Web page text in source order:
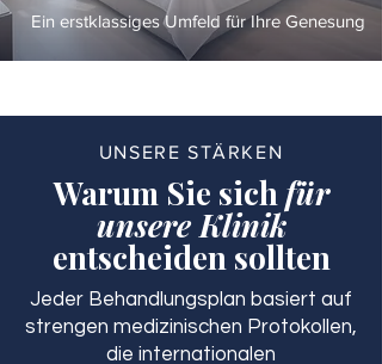
Ein erstklassiges Umfeld für Ihre Genesung
UNSERE STÄRKEN
Warum Sie sichfür
unsere Klinik
entscheiden sollten
Jeder Behandlungsplan basiert auf
strengen medizinischen Protokollen,
die internationalen